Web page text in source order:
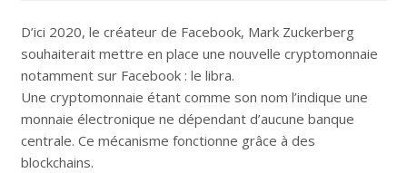
D’ici 2020, le créateur de Facebook, Mark Zuckerberg
souhaiterait mettre en place une nouvelle cryptomonnaie
notamment sur Facebook : le libra.
Une cryptomonnaie étant comme son nom l’indique une
monnaie électronique ne dépendant d’aucune banque
centrale. Ce mécanisme fonctionne grâce à des
blockchains.